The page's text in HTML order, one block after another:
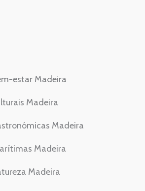
estar Madeira
Madeira
Madeira
Madeira
Madeira